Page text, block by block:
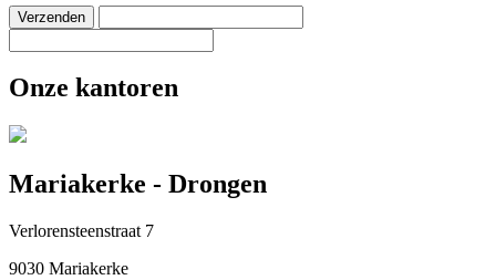
Verzenden
Onze kantoren
Mariakerke - Drongen
Verlorensteenstraat 7
9030 Mariakerke